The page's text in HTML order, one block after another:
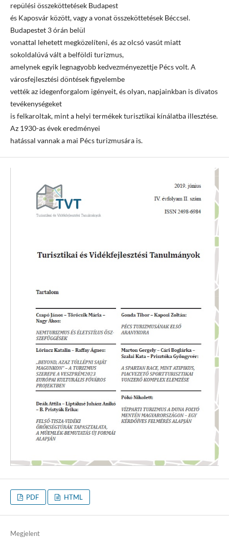
repülési összeköttetések Budapest
és Kaposvár között, vagy a vonat összeköttetések Béccsel.
Budapestet 3 órán belül
vonattal lehetett megközelíteni, és az olcsó vasút miatt
sokoldalúvá vált a belföldi turizmus,
amelynek egyik legnagyobb kedvezményezettje Pécs volt. A
városfejlesztési döntések figyelembe
vették az idegenforgalom igényeit, és olyan, napjainkban is divatos
tevékenységeket
is felkaroltak, mint a helyi termékek turisztikai kínálatba illesztése.
Az 1930-as évek eredményei
hatással vannak a mai Pécs turizmusára is.
PDF HTML
Megjelent